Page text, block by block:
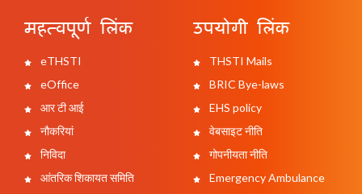
महत्वपूर्ण लिंक
eTHSTI
eOffice
आर टी आई
नौकरियां
निविदा
आंतरिक शिकायत समिति
उपयोगी लिंक
THSTI Mails
BRIC Bye-laws
EHS policy
वेबसाइट नीति
गोपनीयता नीति
Emergency Ambulance